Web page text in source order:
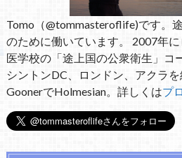
Tomo（@tommasteroflife)です。
のために働いています。 2007年
医学校の「途上国の公衆衛生」コ
シントンDC、ロンドン、アクラを
GoonerでHolmesian。詳しくはプ